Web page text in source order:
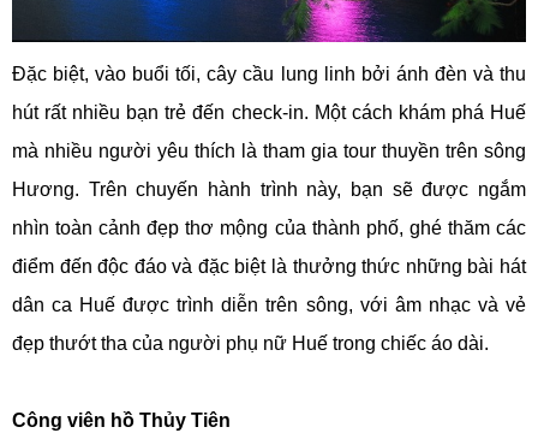
Đặc biệt, vào buổi tối, cây cầu lung linh bởi ánh đèn và thu
hút rất nhiều bạn trẻ đến check-in. Một cách khám phá Huế
mà nhiều người yêu thích là tham gia tour thuyền trên sông
Hương. Trên chuyến hành trình này, bạn sẽ được ngắm
nhìn toàn cảnh đẹp thơ mộng của thành phố, ghé thăm các
điểm đến độc đáo và đặc biệt là thưởng thức những bài hát
dân ca Huế được trình diễn trên sông, với âm nhạc và vẻ
đẹp thướt tha của người phụ nữ Huế trong chiếc áo dài.
Công viên hồ Thủy Tiên